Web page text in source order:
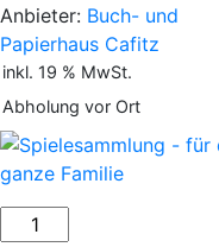
Anbieter: Buch- und
Papierhaus Cafitz
inkl. 19 % MwSt.
Abholung vor Ort
Spielesammlung